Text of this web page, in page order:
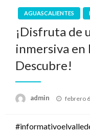
AGUASCALIENTES
¡Disfruta de
inmersiva en
Descubre!
admin
Publicado
febrero